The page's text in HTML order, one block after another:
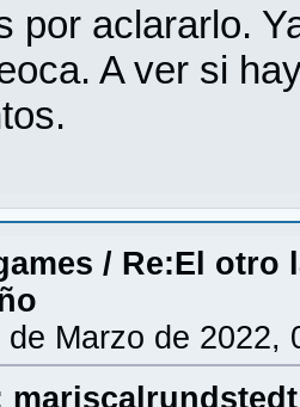
por aclararlo.
A ver si
/ Re:El otro
de Marzo de 2022,